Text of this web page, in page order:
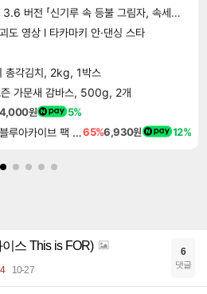
등불 그림자, 속세에 깃든 검의 결심」이 8월 20일에 업데이트됩니다!
도 영상 l 타카마키 안·댄싱 스타
총각김치, 2kg, 1박스
가문새 감바스, 500g, 2개
원 5%
디제이맥스 리스펙트 V 블루아카이브 팩 DJMAX RESPECT V Blue Archive Pack DLC65%6,930원 12%
스 This is FOR)
10-27
6
댓글